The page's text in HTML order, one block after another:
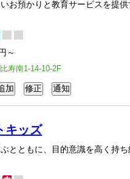
お預かりと教育サービスを提
～
寿南1-14-10-2F
キッズ
とともに、目的意識を高く持